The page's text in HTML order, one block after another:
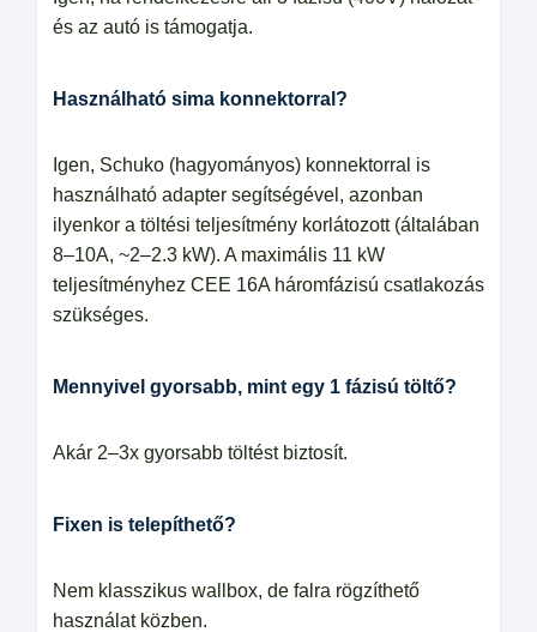
és az autó is támogatja.
Használható sima konnektorral?
Igen, Schuko (hagyományos) konnektorral is
használható adapter segítségével, azonban
ilyenkor a töltési teljesítmény korlátozott (általában
8–10A, ~2–2.3 kW). A maximális 11 kW
teljesítményhez CEE 16A háromfázisú csatlakozás
szükséges.
Mennyivel gyorsabb, mint egy 1 fázisú töltő?
Akár 2–3x gyorsabb töltést biztosít.
Fixen is telepíthető?
Nem klasszikus wallbox, de falra rögzíthető
használat közben.